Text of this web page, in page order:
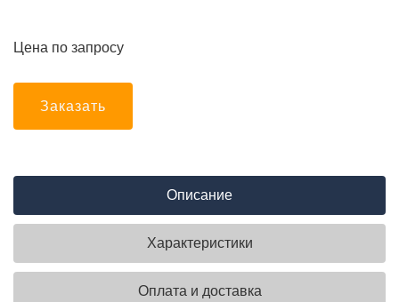
Цена по запросу
Заказать
Описание
Характеристики
Оплата и доставка